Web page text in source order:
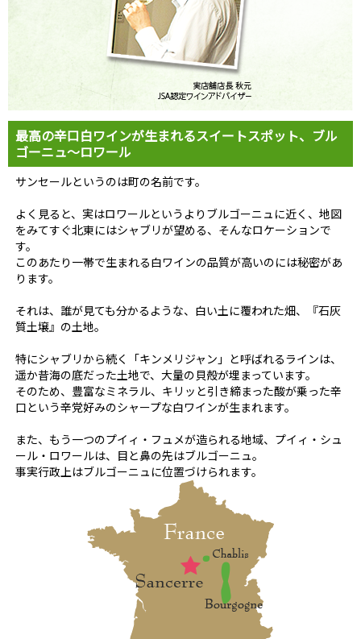
最高の辛口白ワインが生まれるスイートスポット、ブル
ゴーニュ～ロワール
サンセールというのは町の名前です。
よく見ると、実はロワールというよりブルゴーニュに近く、地図
をみてすぐ北東にはシャブリが望める、そんなロケーションで
す。
このあたり一帯で生まれる白ワインの品質が高いのには秘密があ
ります。
それは、誰が見ても分かるような、白い土に覆われた畑、『石灰
質土壌』の土地。
特にシャブリから続く「キンメリジャン」と呼ばれるラインは、
遥か昔海の底だった土地で、大量の貝殻が埋まっています。
そのため、豊富なミネラル、キリッと引き締まった酸が乗った辛
口という辛党好みのシャープな白ワインが生まれます。
また、もう一つのプイィ・フュメが造られる地域、プイィ・シュ
ール・ロワールは、目と鼻の先はブルゴーニュ。
事実行政上はブルゴーニュに位置づけられます。